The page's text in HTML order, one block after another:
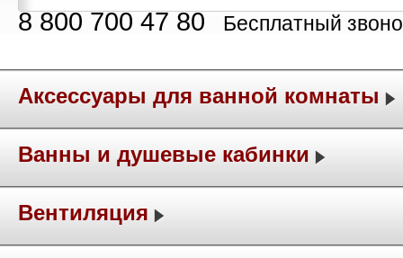
8 800 700 47 80 Бесплатный
Аксессуары для ванной комнаты
Ванны и душевые кабинки
Вентиляция